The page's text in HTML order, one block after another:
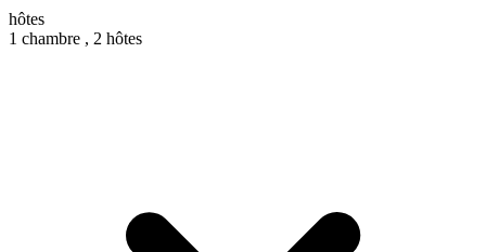
hôtes
1 chambre , 2 hôtes